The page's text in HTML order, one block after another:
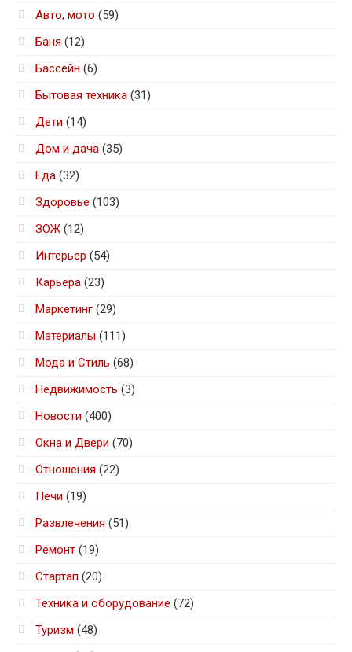
Авто, мото (59)
Баня (12)
Бассейн (6)
Бытовая техника (31)
Дети (14)
Дом и дача (35)
Еда (32)
Здоровье (103)
ЗОЖ (12)
Интерьер (54)
Карьера (23)
Маркетинг (29)
Материалы (111)
Мода и Стиль (68)
Недвижимость (3)
Новости (400)
Окна и Двери (70)
Отношения (22)
Печи (19)
Развлечения (51)
Ремонт (19)
Стартап (20)
Техника и оборудование (72)
Туризм (48)